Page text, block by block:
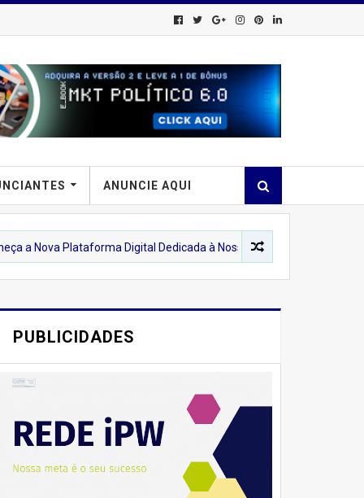
ANUNCIE AQUI
Digital Dedicada à Nossa Terra
PUBLICIDADES